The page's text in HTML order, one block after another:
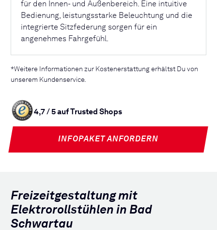
für den Innen- und Außenbereich. Eine intuitive
Bedienung, leistungsstarke Beleuchtung und die
integrierte Sitzfederung sorgen für ein
angenehmes Fahrgefühl.
*Weitere Informationen zur Kostenerstattung erhältst Du von
unserem Kundenservice.
4,7 / 5 auf Trusted Shops
INFOPAKET ANFORDERN
Freizeitgestaltung mit
Elektrorollstühlen in Bad
Schwartau